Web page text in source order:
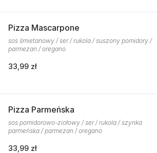
Pizza Mascarpone
sos śmietanowy / ser / rukola / suszony pomidory /
parmezan / oregano
33,99 zł
Pizza Parmeńska
sos pomidorowo-ziołowy / ser / rukola / szynka
parmeńska / parmezan / oregano
33,99 zł